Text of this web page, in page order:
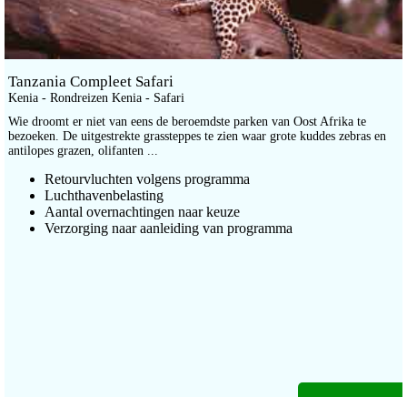
Tanzania Compleet Safari
Kenia - Rondreizen Kenia - Safari
Wie droomt er niet van eens de beroemdste parken van Oost Afrika te
bezoeken. De uitgestrekte grassteppes te zien waar grote kuddes zebras en
antilopes grazen, olifanten ...
Retourvluchten volgens programma
Luchthavenbelasting
Aantal overnachtingen naar keuze
Verzorging naar aanleiding van programma